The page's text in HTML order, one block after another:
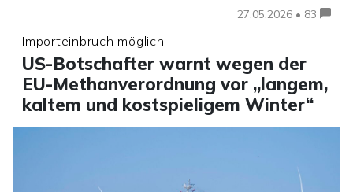
27.05.2026 • 83
Importeinbruch möglich
US-Botschafter warnt wegen der
EU-Methanverordnung vor „langem,
kaltem und kostspieligem Winter“